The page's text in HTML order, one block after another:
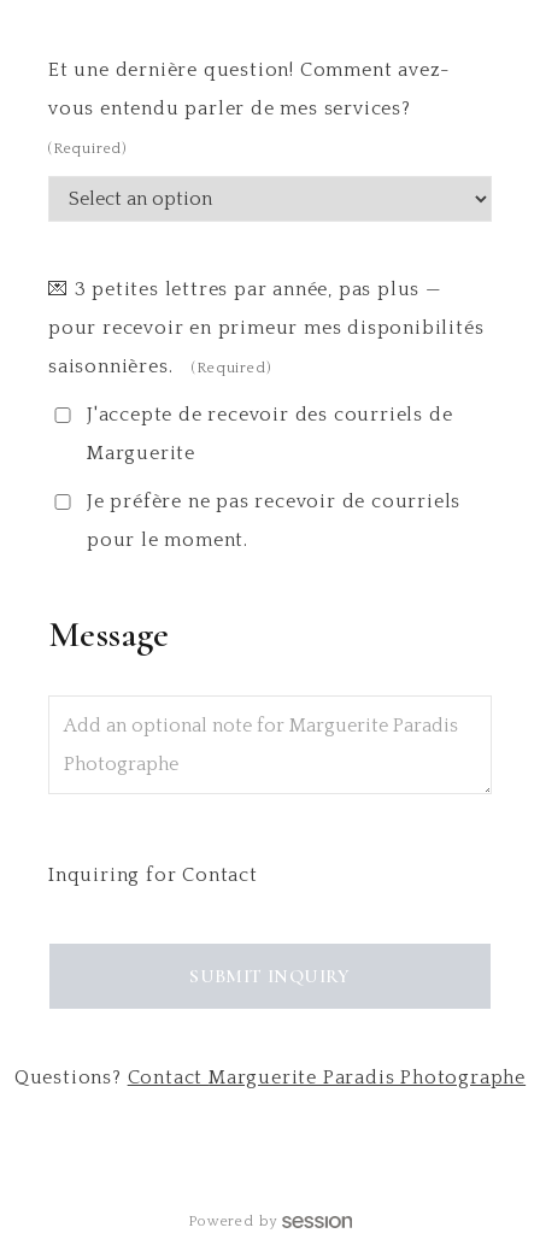
Et une dernière question! Comment avez-
vous entendu parler de mes services?
(Required)
💌 3 petites lettres par année, pas plus —
pour recevoir en primeur mes disponibilités
saisonnières.
(Required)
J'accepte de recevoir des courriels de
Marguerite
Je préfère ne pas recevoir de courriels
pour le moment.
Message
Inquiring for Contact
SUBMIT INQUIRY
Questions? ContactMarguerite Paradis Photographe
Powered by